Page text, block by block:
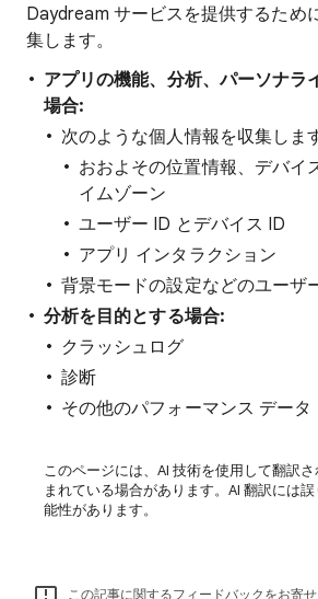
Daydream サービスを提供するため
集します。
アプリの機能、分析、パーソナラ
場合:
次のような個人情報を収集しま
おおよその位置情報、デバイ
イムゾーン
ユーザー ID とデバイス ID
アプリ インタラクション
背景モードの設定などのユーザ
分析を目的とする場合:
クラッシュログ
診断
その他のパフォーマンス データ
このページには、AI 技術を使用して翻訳
まれている場合があります。AI 翻訳には
能性があります。
この記事に関するフィードバックをお寄